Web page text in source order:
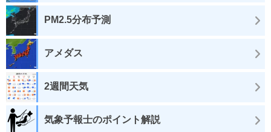
PM2.5分布予測
アメダス
2週間天気
気象予報士のポイント解説